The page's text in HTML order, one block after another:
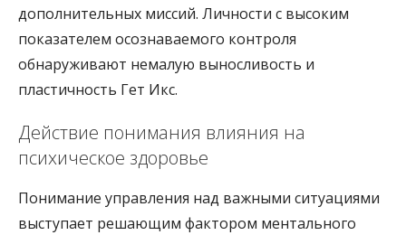
дополнительных миссий. Личности с высоким
показателем осознаваемого контроля
обнаруживают немалую выносливость и
пластичность Гет Икс.
Действие понимания влияния на
психическое здоровье
Понимание управления над важными ситуациями
выступает решающим фактором ментального